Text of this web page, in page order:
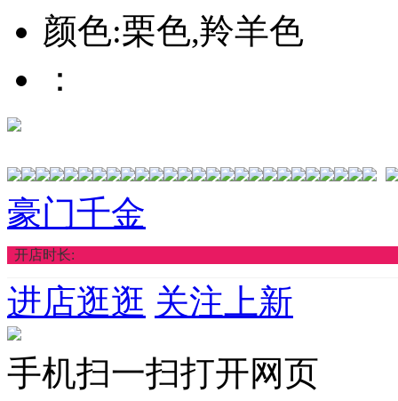
颜色:栗色,羚羊色
：
豪门千金
开店时长:
进店逛逛 关注上新
手机扫一扫打开网页